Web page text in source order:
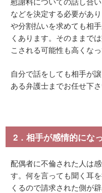
などを決定する必要があ
や分割払いを求めても相
くあります。そのままで
こされる可能性も高くなっ
自分で話をしても相手が
ある弁護士までお任せ下さ
2．相手が感情的にな
配偶者に不倫された人は
す。何を言っても聞く耳
くるので請求された側が